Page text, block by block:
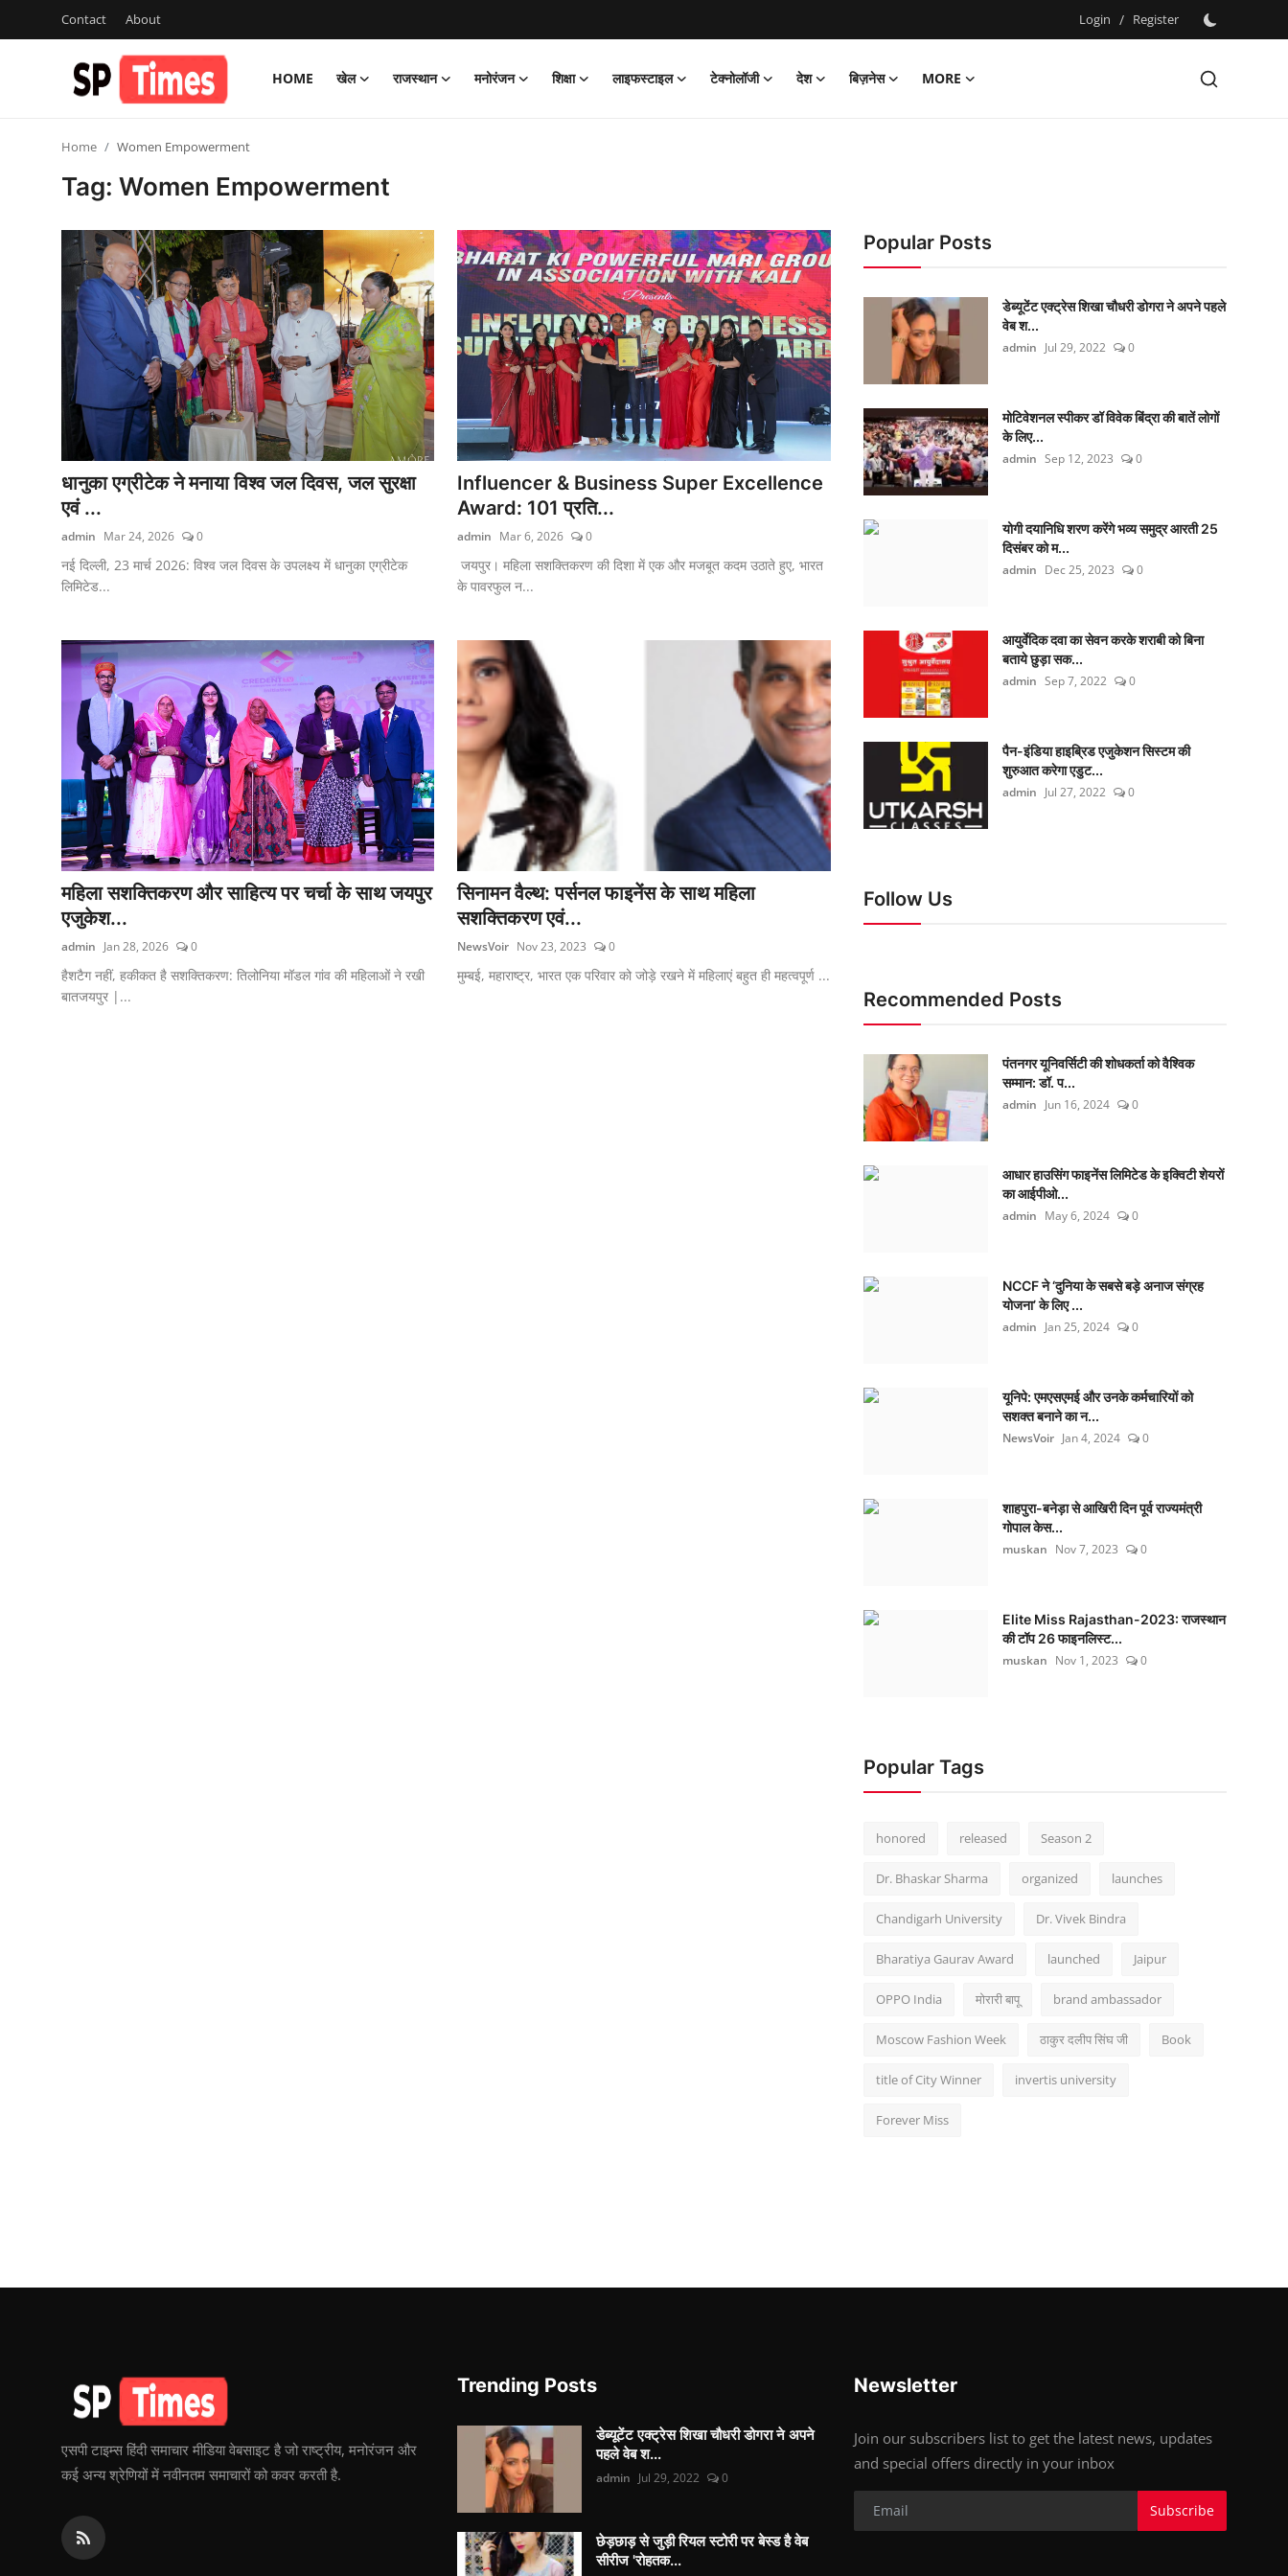
Contact About Login / Register
HOME खेल राजस्थान मनोरंजन शिक्षा लाइफस्टाइल टेक्नोलॉजी देश बिज़नेस
MORE
Register
लाइफस्टाइल
टेक्नोलॉजी
Home Women Empowerment
Tag: Women Empowerment
धानुका एग्रीटेक ने मनाया विश्व जल दिवस, जल सुरक्षा
एवं ...
admin Mar 24, 2026 0
नई दिल्ली, 23 मार्च 2026: विश्व जल दिवस के उपलक्ष्य में धानुका एग्रीटेक
लिमिटेड...
Influencer & Business Super Excellence
Award: 101 प्रति...
admin Mar 6, 2026 0
जयपुर। महिला सशक्तिकरण की दिशा में एक और मजबूत कदम उठाते हुए, भारत
के पावरफुल न...
महिला सशक्तिकरण और साहित्य पर चर्चा के साथ जयपुर
एजुकेश...
admin Jan 28, 2026 0
हैशटैग नहीं, हकीकत है सशक्तिकरण: तिलोनिया मॉडल गांव की महिलाओं ने रखी
बातजयपुर |...
सिनामन वैल्थ: पर्सनल फाइनेंस के साथ महिला
सशक्तिकरण एवं...
NewsVoir Nov 23, 2023 0
मुम्बई, महाराष्ट्र, भारत एक परिवार को जोड़े रखने में महिलाएं बहुत ही महत्वपूर्ण ...
Popular Posts
डेब्यूटेंट एक्ट्रेस शिखा चौधरी डोगरा ने अपने पहले
वेब श...
admin Jul 29, 2022 0
मोटिवेशनल स्पीकर डॉ विवेक बिंद्रा की बातें लोगों
के लिए...
admin Sep 12, 2023 0
योगी दयानिधि शरण करेंगे भव्य समुद्र आरती 25
दिसंबर को म...
admin Dec 25, 2023 0
आयुर्वेदिक दवा का सेवन करके शराबी को बिना
बताये छुड़ा सक...
admin Sep 7, 2022 0
पैन-इंडिया हाइब्रिड एजुकेशन सिस्टम की
शुरुआत करेगा एडुट...
admin Jul 27, 2022 0
Follow Us
Recommended Posts
पंतनगर यूनिवर्सिटी की शोधकर्ता को वैश्विक
सम्मान: डॉ. प...
admin Jun 16, 2024 0
आधार हाउसिंग फाइनेंस लिमिटेड के इक्विटी शेयरों
का आईपीओ...
admin May 6, 2024 0
NCCF ने ‘दुनिया के सबसे बड़े अनाज संग्रह
योजना’ के लिए ...
admin Jan 25, 2024 0
यूनिपे: एमएसएमई और उनके कर्मचारियों को
सशक्त बनाने का न...
NewsVoir Jan 4, 2024 0
शाहपुरा-बनेड़ा से आखिरी दिन पूर्व राज्यमंत्री
गोपाल केस...
muskan Nov 7, 2023 0
Elite Miss Rajasthan-2023: राजस्थान
की टॉप 26 फाइनलिस्ट...
muskan Nov 1, 2023 0
Popular Tags
honored released Season 2
Dr. Bhaskar Sharma organized launches
Chandigarh University Dr. Vivek Bindra
Bharatiya Gaurav Award launched Jaipur
OPPO India मोरारी बापू brand ambassador
Moscow Fashion Week ठाकुर दलीप सिंघ जी Book
title of City Winner invertis university
Forever Miss
एसपी टाइम्स हिंदी समाचार मीडिया वेबसाइट है जो राष्ट्रीय, मनोरंजन और
कई अन्य श्रेणियों में नवीनतम समाचारों को कवर करती है.
Trending Posts
डेब्यूटेंट एक्ट्रेस शिखा चौधरी डोगरा ने अपने
पहले वेब श...
admin Jul 29, 2022 0
छेड़छाड़ से जुड़ी रियल स्टोरी पर बेस्ड है वेब
सीरीज 'रोहतक...
Newsletter
Join our subscribers list to get the latest news, updates
and special offers directly in your inbox
Subscribe